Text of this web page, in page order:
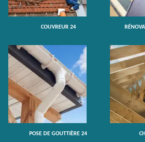
COUVREUR 24
POSE DE GOUTTIÈRE 24